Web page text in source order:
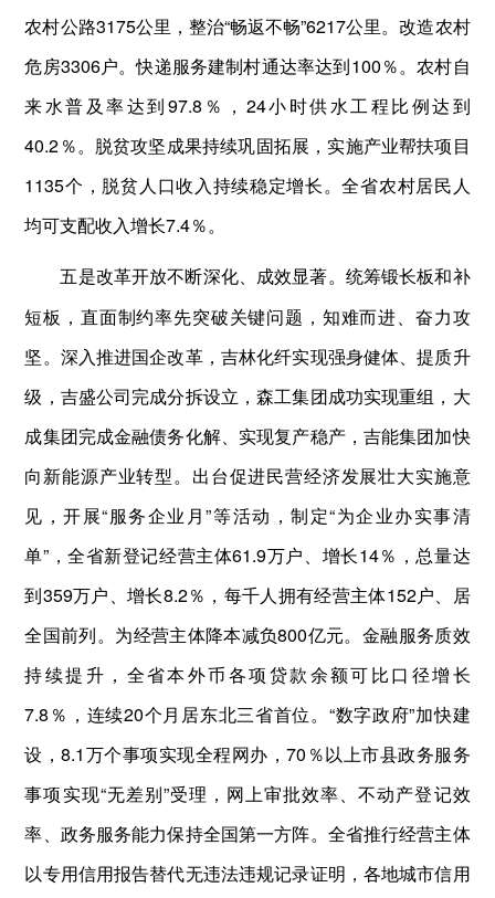
农村公路3175公里，整治“畅返不畅”6217公里。改造农村
危房3306户。快递服务建制村通达率达到100％。农村自
来水普及率达到97.8％，24小时供水工程比例达到
40.2％。脱贫攻坚成果持续巩固拓展，实施产业帮扶项目
1135个，脱贫人口收入持续稳定增长。全省农村居民人
均可支配收入增长7.4％。
五是改革开放不断深化、成效显著。 统筹锻长板和补
短板，直面制约率先突破关键问题，知难而进、奋力攻
坚。深入推进国企改革，吉林化纤实现强身健体、提质升
级，吉盛公司完成分拆设立，森工集团成功实现重组，大
成集团完成金融债务化解、实现复产稳产，吉能集团加快
向新能源产业转型。出台促进民营经济发展壮大实施意
见，开展“服务企业月”等活动，制定“为企业办实事清
单”，全省新登记经营主体61.9万户、增长14％，总量达
到359万户、增长8.2％，每千人拥有经营主体152户、居
全国前列。为经营主体降本减负800亿元。金融服务质效
持续提升，全省本外币各项贷款余额可比口径增长
7.8％，连续20个月居东北三省首位。“数字政府”加快建
设，8.1万个事项实现全程网办，70％以上市县政务服务
事项实现“无差别”受理，网上审批效率、不动产登记效
率、政务服务能力保持全国第一方阵。全省推行经营主体
以专用信用报告替代无违法违规记录证明，各地城市信用